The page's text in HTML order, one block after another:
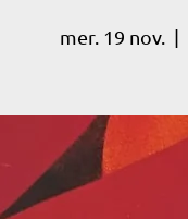
mer. 19 nov.
  |